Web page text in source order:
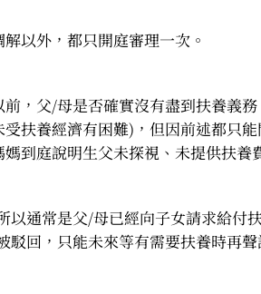
以外，都只開庭審理一次。
，父/母是否確實沒有盡到扶養義
扶養經濟有困難)，但因前述都只
到庭說明生父未探視、未提供扶養
通常是父/母已經向子女請求給付
回，只能未來等有需要扶養時再聲